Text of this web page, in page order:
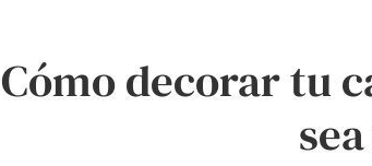
Cómo decorar tu